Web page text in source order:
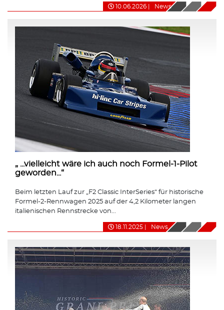
10.06.2026 News
„ ...vielleicht wäre ich auch noch Formel-1-Pilot
geworden...“
Beim letzten Lauf zur „F2 Classic InterSeries“ für historische
Formel-2-Rennwagen 2025 auf der 4,2 Kilometer langen
italienischen Rennstrecke von...
18.11.2025 News